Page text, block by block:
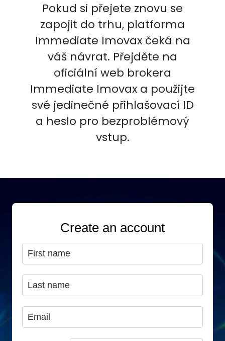
Pokud si přejete znovu se
zapojit do trhu, platforma
Immediate Imovax čeká na
váš návrat. Přejděte na
oficiální web brokera
Immediate Imovax a použijte
své jedinečné přihlašovací ID
a heslo pro bezproblémový
vstup.